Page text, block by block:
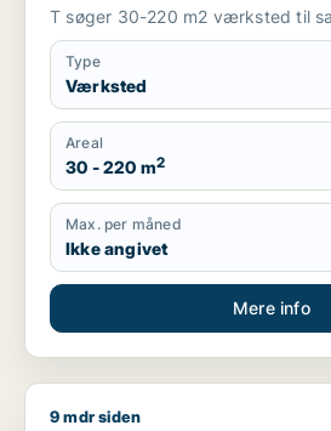
T søger 30-220 m2 værksted til
Type
Værksted
Areal
30 - 220 m2
Max. per måned
Ikke angivet
Mere info
Hans søger kontor, lager,
9 mdr siden